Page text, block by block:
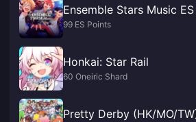
Ensemble Stars Music
99 ES Points
Honkai: Star Rail
60 Oneiric Shard
Pretty Derby (HK/MO/